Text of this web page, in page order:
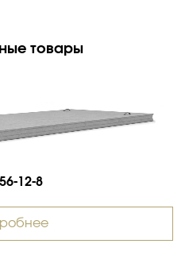
товары
12-8